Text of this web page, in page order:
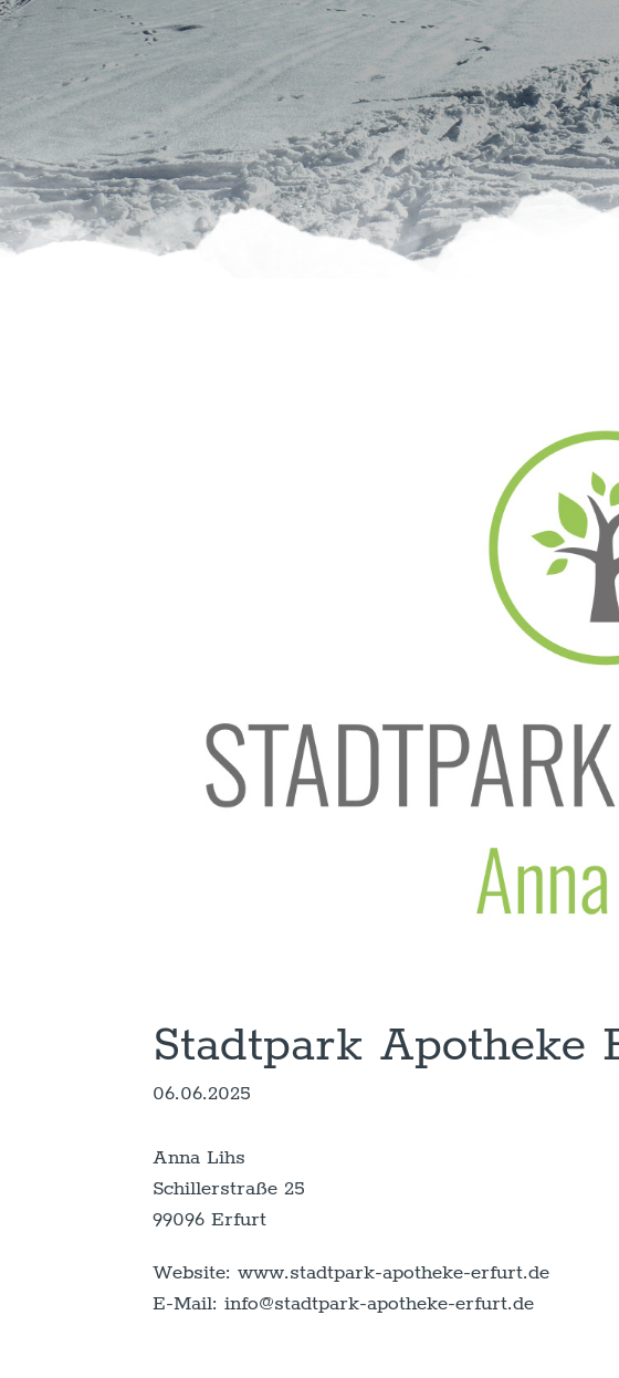
Stadtpark Apotheke
06.06.2025
Anna Lihs
Schillerstraße 25
99096 Erfurt
Website: www.stadtpark-apotheke-erfurt.de
E-Mail: info@stadtpark-apotheke-erfurt.de